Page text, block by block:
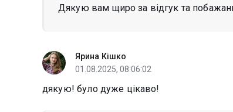
Дякую вам щиро за відгук та
Ярина Кішко
01.08.2025, 08:06:02
дякую! було дуже цікаво!